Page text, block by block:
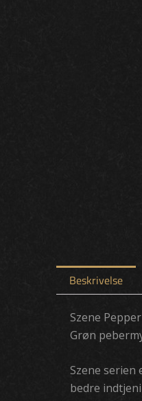
Beskrivelse
Szene
Grøn
Szene
bedre